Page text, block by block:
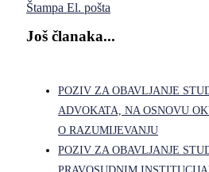
Štampa El. pošta
Još članaka...
POZIV ZA OBAVLJANJE
ADVOKATA, NA OSNOVU
O RAZUMIJEVANJU
POZIV ZA OBAVLJANJE